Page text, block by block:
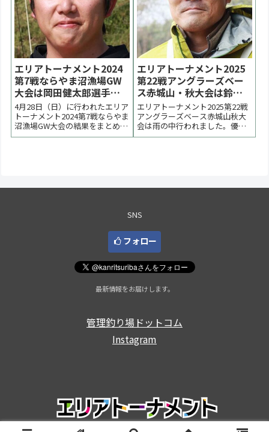
エリアトーナメント2024
第7戦ならやま沼漁場GW
大会は岡田健太郎選手が
優勝【大会終了】
4月28日（日）に行われたエリア
トーナメント2024第7戦ならやま
沼漁場GW大会の結果をまとめて
います。気温28℃、水温21℃。
エリアトーナメント2025
第22戦アングラーズベー
ス赤城山・秋大会は鈴木
亮太選手が優勝【大会速
報】
エリアトーナメント2025第22戦
アングラーズベース赤城山秋大
会は雨の中行われました。優勝
は鈴木亮太選手、２位は池淳一
SNS
フォロー
最新情報をお届けします。
管理釣り場ドットコム
Instagram